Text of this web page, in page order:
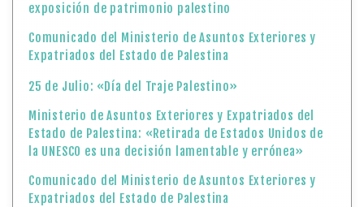
exposición de patrimonio palestino
Comunicado del Ministerio de Asuntos Exteriores y
Expatriados del Estado de Palestina
25 de Julio: «Día del Traje Palestino»
Ministerio de Asuntos Exteriores y Expatriados del
Estado de Palestina: «Retirada de Estados Unidos de
la UNESCO es una decisión lamentable y errónea»
Comunicado del Ministerio de Asuntos Exteriores y
Expatriados del Estado de Palestina